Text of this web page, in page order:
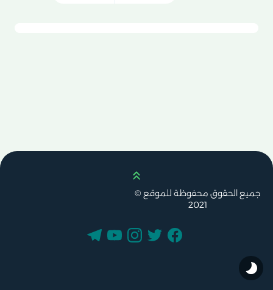
Scroll up
جميع الحقوق محفوظة للموقع ©
2021